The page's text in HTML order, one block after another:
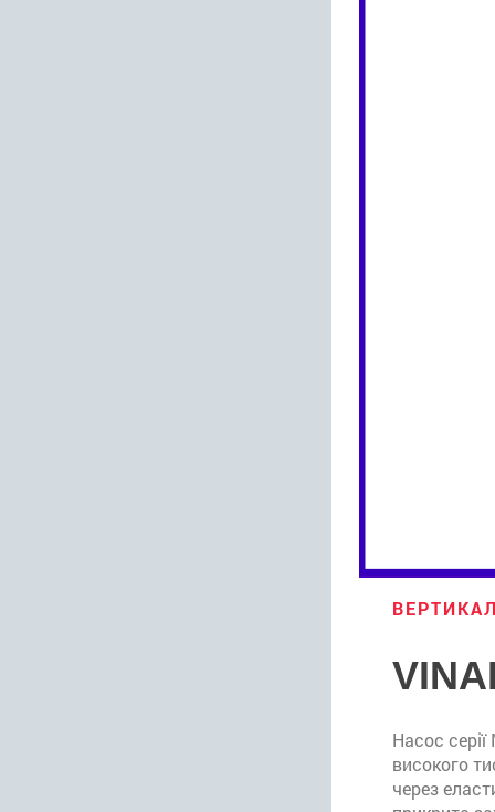
Насос
високого
через